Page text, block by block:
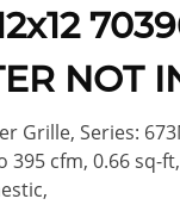
NOT
Grille, Series:
cfm, 0.66 sq-